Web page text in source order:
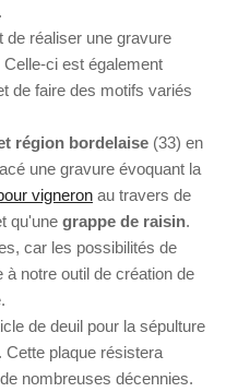
de réaliser une gravure
ci est également
de faire des motifs variés
région bordelaise (33) en
une gravure évoquant la
vigneron au travers de
qu'une grappe de raisin.
car les possibilités de
notre outil de création de
de deuil pour la sépulture
. Cette plaque résistera
nombreuses décennies.